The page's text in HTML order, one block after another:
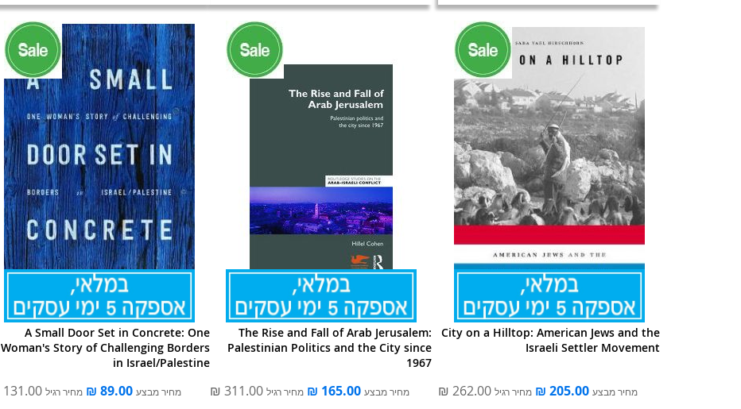
City on a Hilltop: American Jews and the
Israeli Settler Movement
מחיר מבצע מחיר רגיל
The Rise and Fall of Arab Jerusalem:
Palestinian Politics and the City since
1967
מחיר מבצע מחיר רגיל
A Small Door Set in Concrete: One
Woman's Story of Challenging Borders
in Israel/Palestine
מחיר מבצע ‏89.00 ‏₪ מחיר רגיל ‏131.00 ‏₪